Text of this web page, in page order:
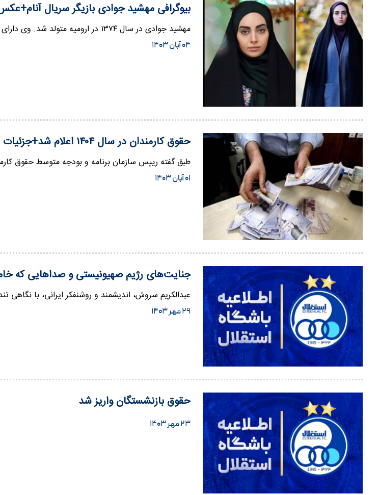
بیوگرافی مهشید جوادی بازیگر سریال
مهشید جوادی در سال ۱۳۷۴ در ارومیه متولد شد. وی دارای مدرک کارشناسی حقوق از دانشگاه آزاد ارومیه بوده و دوره‌های بازیگری…
۰۴ آبان ۱۴۰۳
حقوق کارمندان در سال ۱۴۰۴ اعلام شد+جزئیات
طبق گفته رییس سازمان برنامه و بودجه متوسط حقوق کارمندان دولتی در سال
۰۱ آبان ۱۴۰۳
جنایت‌های رژیم صهیونیستی و صداهایی که
عبدالکریم سروش، اندیشمند و روشنفکر ایرانی، با
۲۹ مهر ۱۴۰۳
حقوق بازنشستگان واریز شد
۲۳ مهر ۱۴۰۳